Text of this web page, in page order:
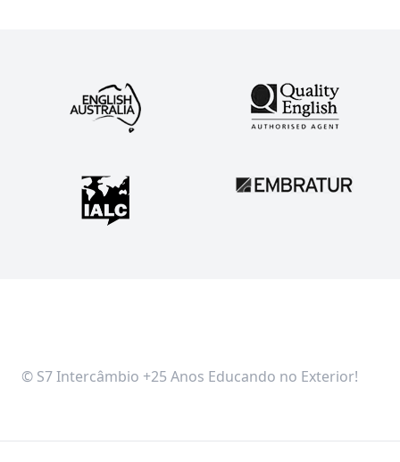
© S7 Intercâmbio +25 Anos Educando no Exterior!